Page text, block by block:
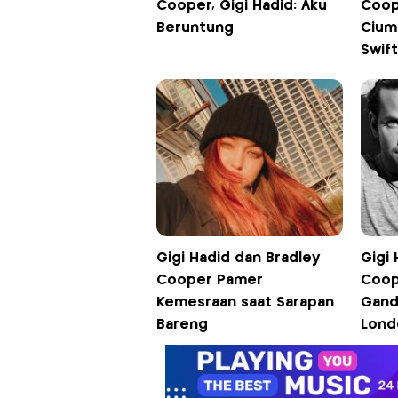
Cooper, Gigi Hadid: Aku
Beruntung
Swift
Gigi Hadid dan Bradley
Cooper Pamer
Kemesraan saat Sarapan
Bareng
Gigi